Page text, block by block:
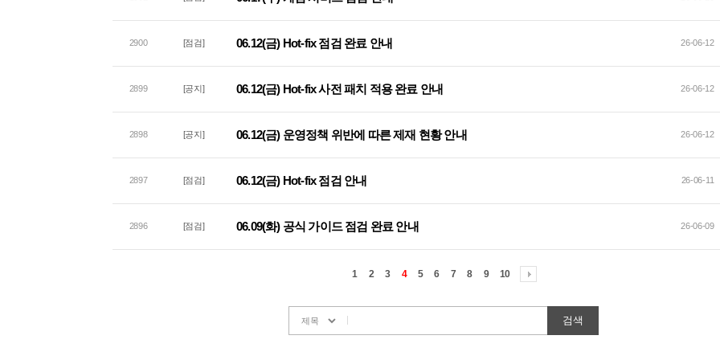
2900 [점검] 06.12(금) Hot-fix 점검 완료 안내 26-06-12
2899 [공지] 06.12(금) Hot-fix 사전 패치 적용 완료 안내 26-06-12
2898 [공지] 06.12(금) 운영정책 위반에 따른 제재 현황 안내 26-06-12
2897 [점검] 06.12(금) Hot-fix 점검 안내 26-06-11
2896 [점검] 06.09(화) 공식 가이드 점검 완료 안내 26-06-09
1 2 3 4 5 6 7 8 9 10